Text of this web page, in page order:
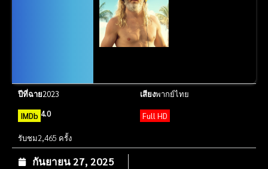
ปีที่ฉาย2023 เสียงพากย์ไทย
IMDb 4.0 Full HD
รับชม2,465 ครั้ง
กันยายน 27, 2025